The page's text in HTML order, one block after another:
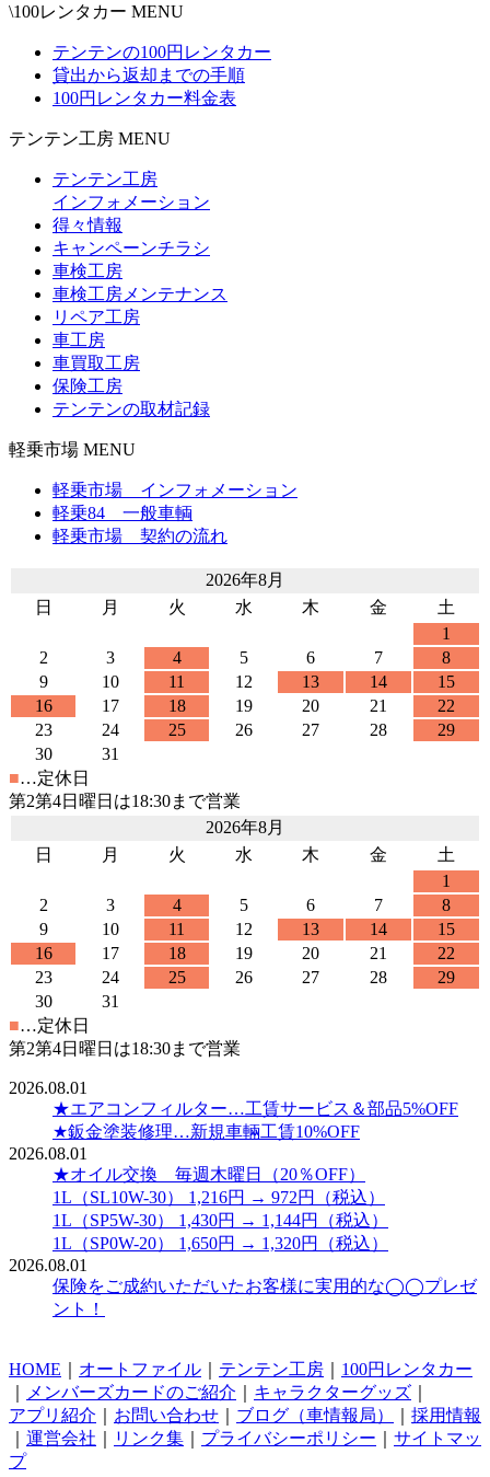
\100レンタカー MENU
テンテンの100円レンタカー
貸出から返却までの手順
100円レンタカー料金表
テンテン工房 MENU
テンテン工房
インフォメーション
得々情報
キャンペーンチラシ
車検工房
車検工房メンテナンス
リペア工房
車工房
車買取工房
保険工房
テンテンの取材記録
軽乗市場 MENU
軽乗市場 インフォメーション
軽乗84 一般車輌
軽乗市場 契約の流れ
2026年8月
日
月 火 水 木 金
土
1
2
3 4 5 6 7
8
9
10 11 12 13 14
15
16
17 18 19 20 21
22
23
24 25 26 27 28
29
30
31
■…定休日
第2第4日曜日は18:30まで営業
2026年8月
日
月 火 水 木 金
土
1
2
3 4 5 6 7
8
9
10 11 12 13 14
15
16
17 18 19 20 21
22
23
24 25 26 27 28
29
30
31
■…定休日
第2第4日曜日は18:30まで営業
2026.08.01
★エアコンフィルター…工賃サービス＆部品5%OFF
★鈑金塗装修理…新規車輛工賃10%OFF
2026.08.01
★オイル交換 毎週木曜日（20％OFF）
1L（SL10W-30） 1,216円 → 972円（税込）
1L（SP5W-30） 1,430円 → 1,144円（税込）
1L（SP0W-20） 1,650円 → 1,320円（税込）
2026.08.01
保険をご成約いただいたお客様に実用的な◯◯プレゼ
ント！
HOME オートファイル テンテン工房
100円レンタカー
メンバーズカードのご紹介 キャラクターグッズ
アプリ紹介
お問い合わせ ブログ（車情報局）
採用情報
運営会社 リンク集 プライバシーポリシー
サイトマッ
プ